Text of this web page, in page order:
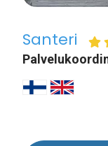
Santeri